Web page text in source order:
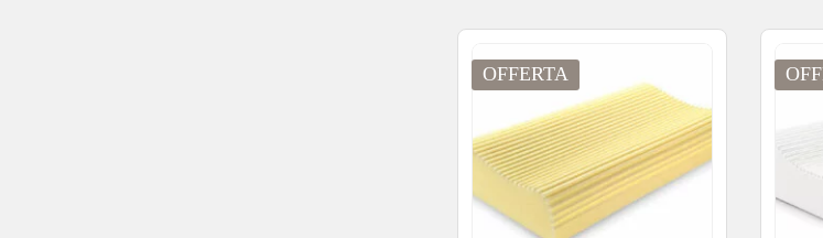
OFFERTA